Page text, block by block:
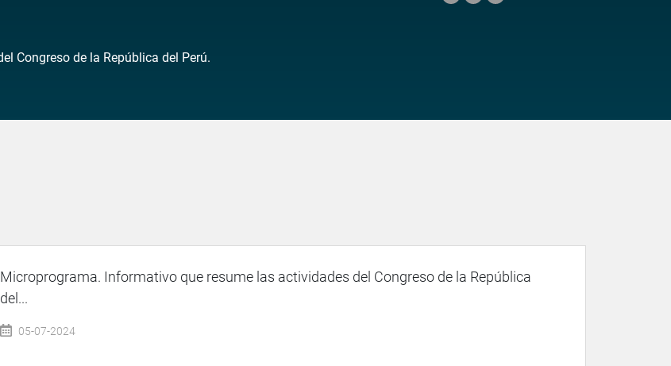
Congreso de la República del Perú.
Microprograma. Informativo que resume las actividades del Congreso de la República
del...
05-07-2024